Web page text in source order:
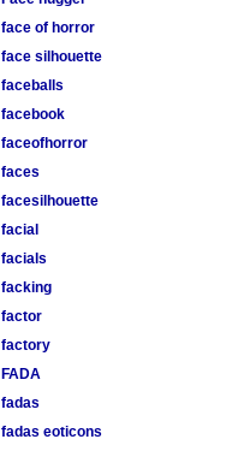
face of horror
face silhouette
faceballs
facebook
faceofhorror
faces
facesilhouette
facial
facials
facking
factor
factory
FADA
fadas
fadas eoticons